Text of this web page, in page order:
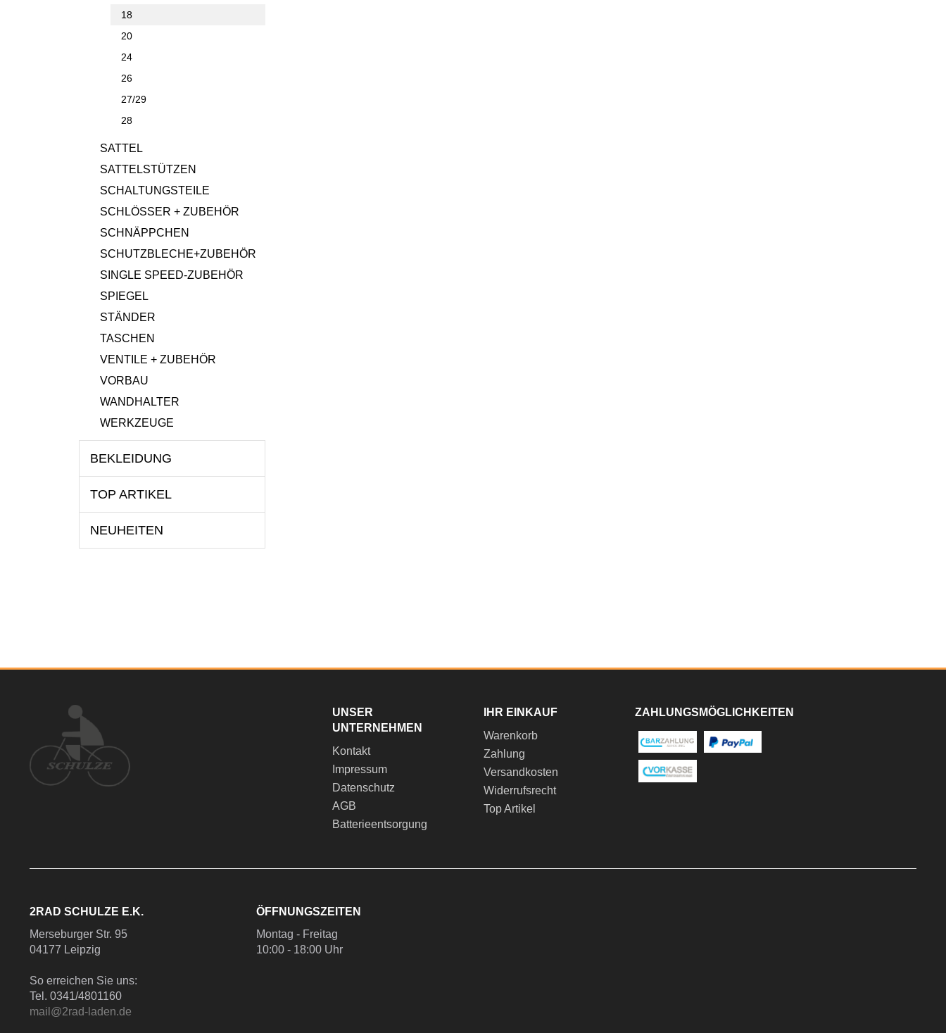
18
20
24
26
27/29
28
SATTEL
SATTELSTÜTZEN
SCHALTUNGSTEILE
SCHLÖSSER + ZUBEHÖR
SCHNÄPPCHEN
SCHUTZBLECHE+ZUBEHÖR
SINGLE SPEED-ZUBEHÖR
SPIEGEL
STÄNDER
TASCHEN
VENTILE + ZUBEHÖR
VORBAU
WANDHALTER
WERKZEUGE
BEKLEIDUNG
TOP ARTIKEL
NEUHEITEN
UNSER
UNTERNEHMEN
Kontakt
Impressum
Datenschutz
AGB
Batterieentsorgung
IHR EINKAUF
Warenkorb
Zahlung
Versandkosten
Widerrufsrecht
Top Artikel
ZAHLUNGSMÖGLICHKEITEN
2RAD SCHULZE E.K.
Merseburger Str. 95
04177 Leipzig
So erreichen Sie uns:
Tel. 0341/4801160
mail@2rad-laden.de
ÖFFNUNGSZEITEN
Montag - Freitag
10:00 - 18:00 Uhr